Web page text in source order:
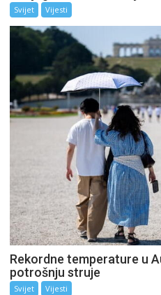
Svijet Vijesti
Rekordne temperature u
potrošnju struje
Svijet Vijesti